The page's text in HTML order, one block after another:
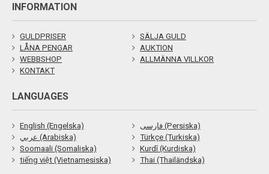
INFORMATION
GULDPRISER
SÄLJA GULD
LÅNA PENGAR
AUKTION
WEBBSHOP
ALLMÄNNA VILLKOR
KONTAKT
LANGUAGES
English (Engelska)
فارسی (Persiska)
عربي (Arabiska)
Türkçe (Turkiska)
Soomaali (Somaliska)
Kurdî (Kurdiska)
tiếng việt (Vietnamesiska)
Thai (Thailändska)